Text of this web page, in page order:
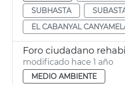
SUBHASTA
EL CABANYAL
modificado hace 1 año
MEDIO AMBIENTE